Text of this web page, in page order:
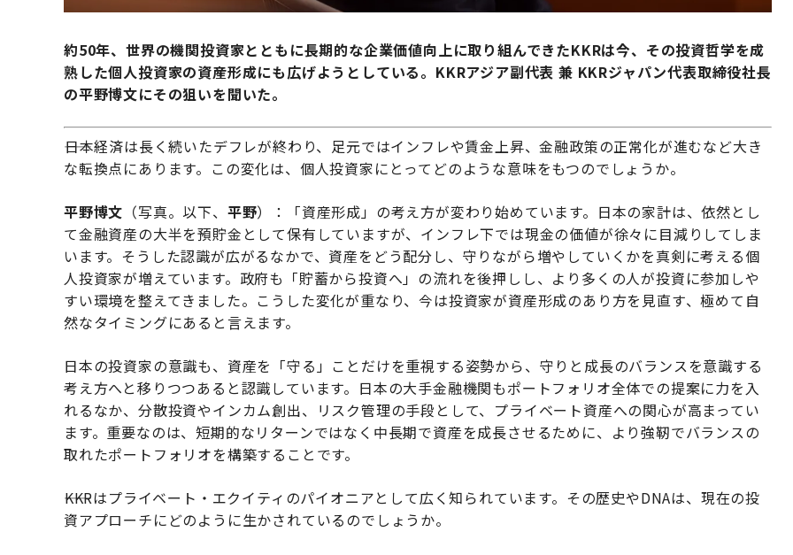
約50年、世界の機関投資家とともに長期的な企業価値向上に取り組んできたKKRは今、その投資哲学を成
熟した個人投資家の資産形成にも広げようとしている。KKRアジア副代表 兼 KKRジャパン代表取締役社長
の平野博文にその狙いを聞いた。
――日本経済は長く続いたデフレが終わり、足元ではインフレや賃金上昇、金融政策の正常化が進むなど大き
な転換点にあります。この変化は、個人投資家にとってどのような意味をもつのでしょうか。
平野博文 （写真。以下、 平野）：「資産形成」の考え方が変わり始めています。日本の家計は、依然とし
て金融資産の大半を預貯金として保有していますが、インフレ下では現金の価値が徐々に目減りしてしま
います。そうした認識が広がるなかで、資産をどう配分し、守りながら増やしていくかを真剣に考える個
人投資家が増えています。政府も「貯蓄から投資へ」の流れを後押しし、より多くの人が投資に参加しや
すい環境を整えてきました。こうした変化が重なり、今は投資家が資産形成のあり方を見直す、極めて自
然なタイミングにあると言えます。
日本の投資家の意識も、資産を「守る」ことだけを重視する姿勢から、守りと成長のバランスを意識する
考え方へと移りつつあると認識しています。日本の大手金融機関もポートフォリオ全体での提案に力を入
れるなか、分散投資やインカム創出、リスク管理の手段として、プライベート資産への関心が高まってい
ます。重要なのは、短期的なリターンではなく中長期で資産を成長させるために、より強靭でバランスの
取れたポートフォリオを構築することです。
――KKRはプライベート・エクイティのパイオニアとして広く知られています。その歴史やDNAは、現在の投
資アプローチにどのように生かされているのでしょうか。